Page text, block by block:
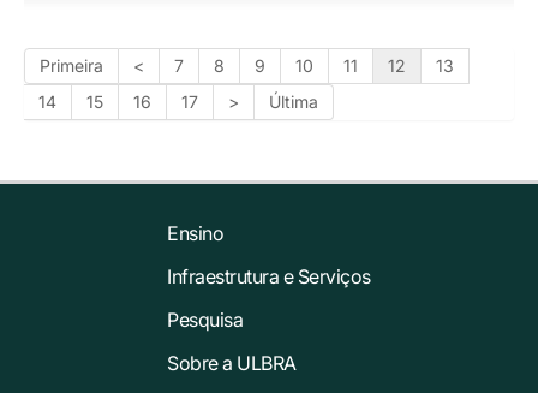
Primeira < 7 8 9 10 11 12
13
14
15 16 17 > Última
Ensino
Infraestrutura e Serviços
Pesquisa
Sobre a ULBRA